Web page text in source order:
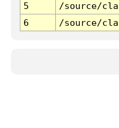
5
/source/
6
/source/